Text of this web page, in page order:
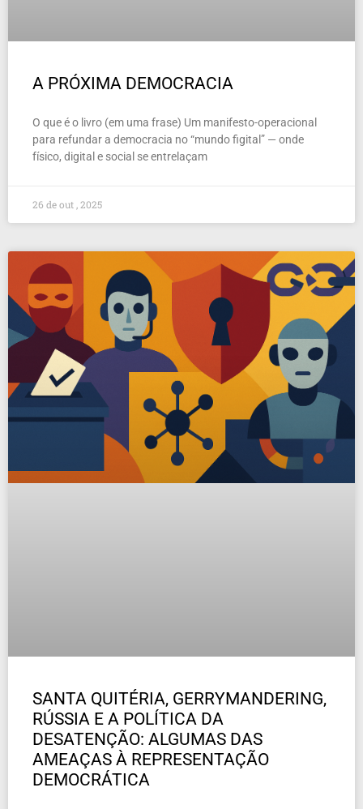
A PRÓXIMA DEMOCRACIA
O que é o livro (em uma frase) Um manifesto-operacional
para refundar a democracia no “mundo figital” — onde
físico, digital e social se entrelaçam
26 de out , 2025
SANTA QUITÉRIA, GERRYMANDERING,
RÚSSIA E A POLÍTICA DA
DESATENÇÃO: ALGUMAS DAS
AMEAÇAS À REPRESENTAÇÃO
DEMOCRÁTICA